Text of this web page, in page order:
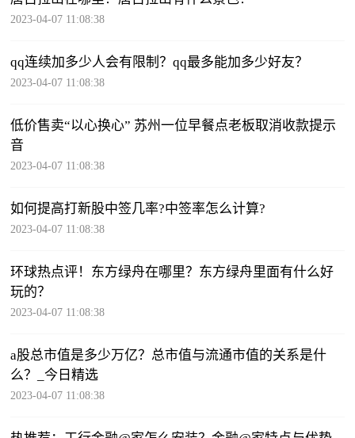
2023-04-07 11:08:38
qq连续加多少人会有限制？qq最多能加多少好友？
2023-04-07 11:08:38
低价售卖“以心换心” 苏州一位早餐点老板取消收款提示
音
2023-04-07 11:08:38
如何提高打新股中签几率?中签率怎么计算?
2023-04-07 11:08:38
环球热点评！东方绿舟在哪里？东方绿舟里面有什么好
玩的？
2023-04-07 11:08:38
a股总市值是多少万亿？​总市值与流通市值的关系是什
么？_今日精选
2023-04-07 11:08:38